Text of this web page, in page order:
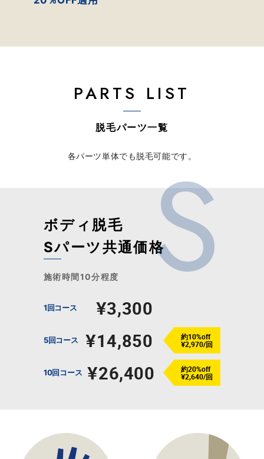
PARTS LIST
脱毛パーツ一覧
各パーツ単体でも脱毛可能です。
ボディ脱毛
Sパーツ共通価格
施術時間10分程度
1回コース ¥3,300
5回コース ¥14,850
約10%off
¥2,970/回
10回コース ¥26,400
約20%off
¥2,640/回